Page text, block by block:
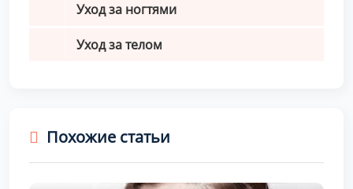
Уход за ногтями
Уход за телом
Похожие статьи